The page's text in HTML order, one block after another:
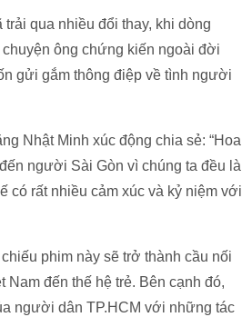
qua nhiều đổi thay, khi dòng
ông chứng kiến ngoài đời
gửi gắm thông điệp về tình người
Nhật Minh xúc động chia sẻ: “Hoa
người Sài Gòn vì chúng ta đều là
có rất nhiều cảm xúc và kỷ niệm với
phim này sẽ trở thành cầu nối
Nam đến thế hệ trẻ. Bên cạnh đó,
người dân TP.HCM với những tác